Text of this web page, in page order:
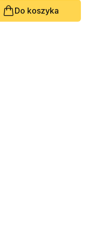
Do koszyka